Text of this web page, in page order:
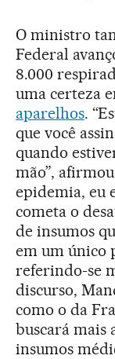
O ministro
Federal
8.000
uma certeza
aparelhos.
que você
quando
mão”,
epidemia, eu
cometa o
de insumos
em um único
referindo-se
discurso,
como o da
buscará mais
insumos